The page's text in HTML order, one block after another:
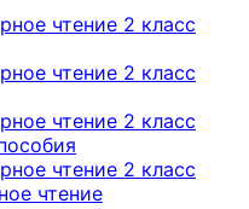
чтение 2 класс
чтение 2 класс
чтение 2 класс
чтение 2 класс
чтение